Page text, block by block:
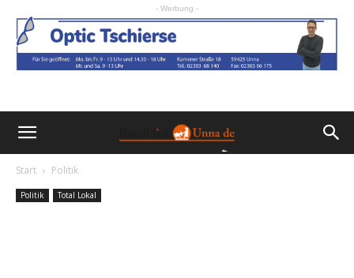
- Werbung -
Start Politik
Politik Total Lokal